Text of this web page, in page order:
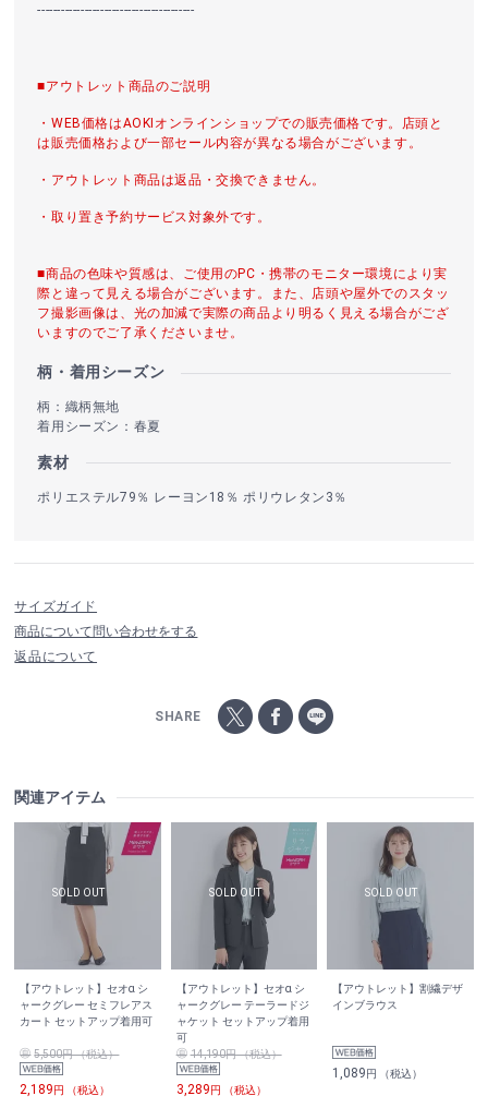
----------------------------------------
■アウトレット商品のご説明
・WEB価格はAOKIオンラインショップでの販売価格です。店頭と
は販売価格および一部セール内容が異なる場合がございます。
・アウトレット商品は返品・交換できません。
・取り置き予約サービス対象外です。
■商品の色味や質感は、ご使用のPC・携帯のモニター環境により実
際と違って見える場合がございます。また、店頭や屋外でのスタッ
フ撮影画像は、光の加減で実際の商品より明るく見える場合がござ
いますのでご了承くださいませ。
柄・着用シーズン
柄：織柄無地
着用シーズン：春夏
素材
ポリエステル79％ レーヨン18％ ポリウレタン3％
サイズガイド
商品について問い合わせをする
返品について
SHARE
関連アイテム
【アウトレット】セオα シ
ャークグレー セミフレアス
カート セットアップ着用可
5,500円 （税込）
2,189円 （税込）
【アウトレット】セオα シ
ャークグレー テーラードジ
ャケット セットアップ着用
可
14,190円 （税込）
3,289円 （税込）
【アウトレット】割繊デザ
インブラウス
1,089円 （税込）